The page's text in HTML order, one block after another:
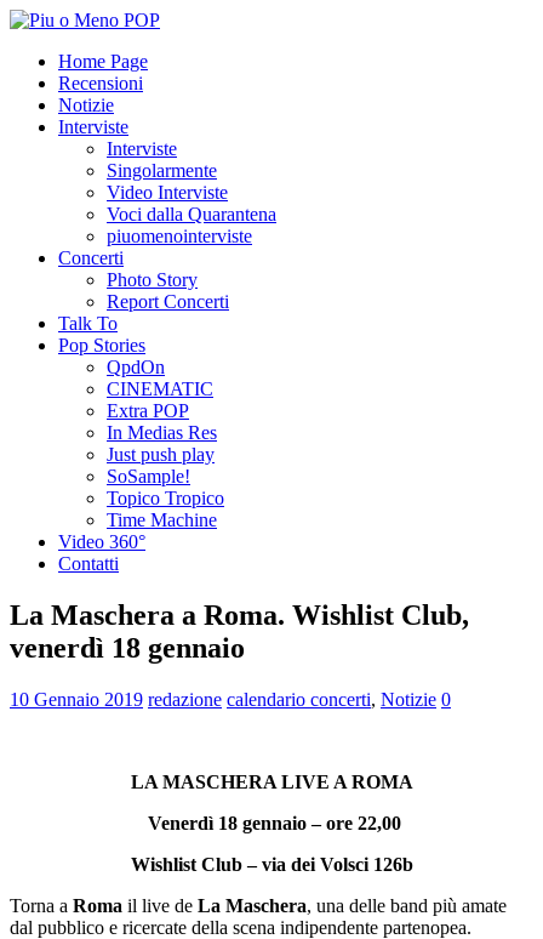
Home Page
Recensioni
Notizie
Interviste
Interviste
Singolarmente
Video Interviste
Voci dalla Quarantena
piuomenointerviste
Concerti
Photo Story
Report Concerti
Talk To
Pop Stories
QpdOn
CINEMATIC
Extra POP
In Medias Res
Just push play
SoSample!
Topico Tropico
Time Machine
Video 360°
Contatti
La Maschera a Roma. Wishlist Club,
venerdì 18 gennaio
10 Gennaio 2019 redazione calendario concerti, Notizie 0
LA MASCHERA LIVE A ROMA
Venerdì 18 gennaio – ore 22,00
Wishlist Club – via dei Volsci 126b
Torna a Roma il live de La Maschera, una delle band più amate
dal pubblico e ricercate della scena indipendente partenopea.